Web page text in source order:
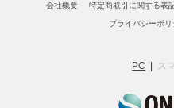
会社概要 特定商取引に関する表
プライバシーポリ
PC ス